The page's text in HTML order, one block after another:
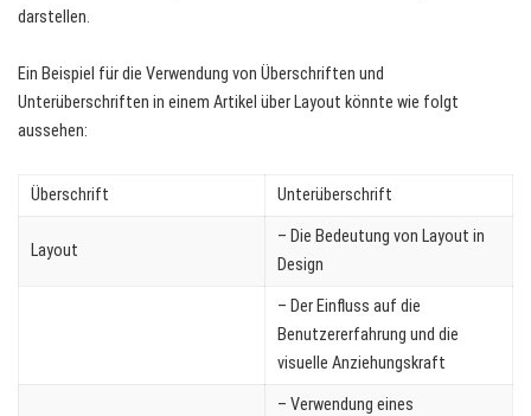
darstellen.
Ein Beispiel für die Verwendung von Überschriften und
Unterüberschriften in einem Artikel über Layout könnte wie folgt
aussehen:
Überschrift Unterüberschrift
Layout
– Die Bedeutung von Layout in
Design
– Der Einfluss auf die
Benutzererfahrung und die
visuelle Anziehungskraft
– Verwendung eines